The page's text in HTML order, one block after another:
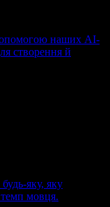
наших AI-
створення й
яку, яку
темп мовця.